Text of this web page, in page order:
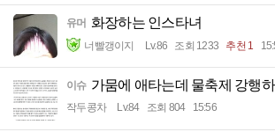
유머 화장하는 인스타녀
너빨갱이지 Lv.86 조회 1233 추천 1
이슈 가뭄에 애타는데 물축제 강행
작두콩차 Lv.84 조회 804 15:56